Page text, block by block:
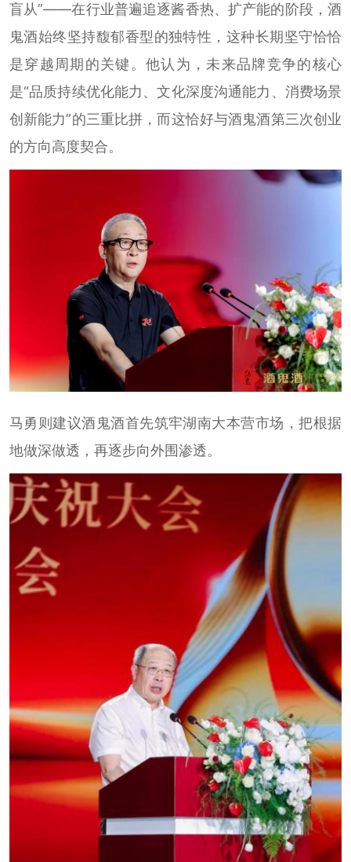
盲从”——在行业普遍追逐酱香热、扩产能的阶段，酒
鬼酒始终坚持馥郁香型的独特性，这种长期坚守恰恰
是穿越周期的关键。他认为，未来品牌竞争的核心
是“品质持续优化能力、文化深度沟通能力、消费场景
创新能力”的三重比拼，而这恰好与酒鬼酒第三次创业
的方向高度契合。
马勇则建议酒鬼酒首先筑牢湖南大本营市场，把根据
地做深做透，再逐步向外围渗透。